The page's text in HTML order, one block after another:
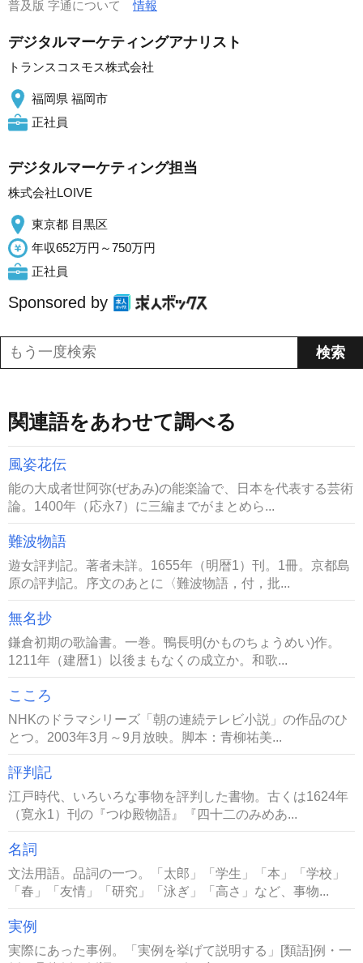
普及版 字通について情報
デジタルマーケティングアナリスト
トランスコスモス株式会社
福岡県 福岡市
正社員
デジタルマーケティング担当
株式会社LOIVE
東京都 目黒区
年収652万円～750万円
正社員
Sponsored by
関連語をあわせて調べる
風姿花伝
能の大成者世阿弥(ぜあみ)の能楽論で、日本を代表する芸術
論。1400年（応永7）に三編までがまとめら...
難波物語
遊女評判記。著者未詳。1655年（明暦1）刊。1冊。京都島
原の評判記。序文のあとに〈難波物語，付，批...
無名抄
鎌倉初期の歌論書。一巻。鴨長明(かものちょうめい)作。
1211年（建暦1）以後まもなくの成立か。和歌...
こころ
NHKのドラマシリーズ「朝の連続テレビ小説」の作品のひ
とつ。2003年3月～9月放映。脚本：青柳祐美...
評判記
江戸時代、いろいろな事物を評判した書物。古くは1624年
（寛永1）刊の『つゆ殿物語』『四十二のみめあ...
名詞
文法用語。品詞の一つ。「太郎」「学生」「本」「学校」
「春」「友情」「研究」「泳ぎ」「高さ」など、事物...
実例
実際にあった事例。「実例を挙げて説明する」[類語]例・一